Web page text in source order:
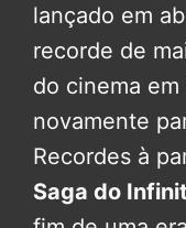
lançado em
recorde de
do cinema
novamente
Recordes à
Saga do